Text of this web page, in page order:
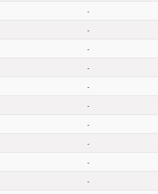
-
-
-
-
-
-
-
-
-
-